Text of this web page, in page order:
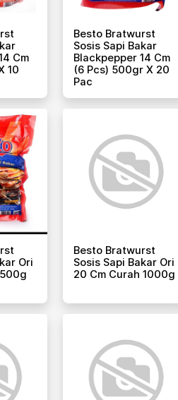
Cm
10
Besto Bratwurst
Sosis Sapi Bakar
Blackpepper 14 Cm
(6 Pcs) 500gr X 20
Pac
Ori
Besto Bratwurst
Sosis Sapi Bakar Ori
20 Cm Curah 1000g